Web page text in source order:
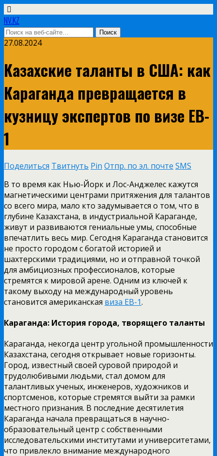
NV.KZ
27.08.2024
Казахские таланты в США: как
Караганда превращается в
кузницу экспертов по визе EB-
1
Поделиться Твитнуть Pin Отпр. по эл. почте SMS
В то время как Нью-Йорк и Лос-Анджелес кажутся
магнетическими центрами притяжения для талантов
со всего мира, мало кто задумывается о том, что в
глубине Казахстана, в индустриальной Караганде,
живут и развиваются гениальные умы, способные
впечатлить весь мир. Сегодня Караганда становится
не просто городом с богатой историей и
шахтерскими традициями, но и отправной точкой
для амбициозных профессионалов, которые
стремятся к мировой арене. Одним из ключей к
такому выходу на международный уровень
становится американская виза EB-1.
Караганда: История города, творящего таланты
Караганда, некогда центр угольной промышленности
Казахстана, сегодня открывает новые горизонты.
Город, известный своей суровой природой и
трудолюбивыми людьми, стал домом для
талантливых ученых, инженеров, художников и
спортсменов, которые стремятся выйти за рамки
местного признания. В последние десятилетия
Караганда начала превращаться в научно-
образовательный центр с собственными
исследовательскими институтами и университетами,
что привлекло внимание международного